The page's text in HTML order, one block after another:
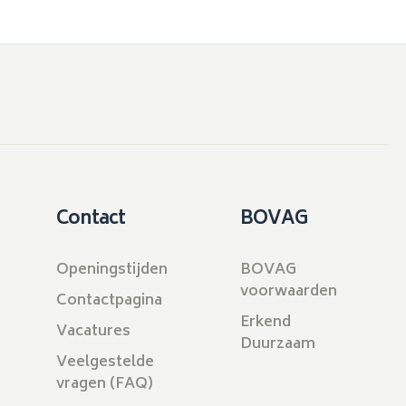
Contact
Openingstijden
Contactpagina
Vacatures
Veelgestelde
vragen (FAQ)
BOVAG
BOVAG
voorwaarden
Erkend
Duurzaam